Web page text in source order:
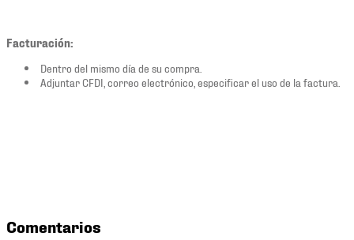
Facturación:
Dentro del mismo día de su compra.
Adjuntar CFDI, correo electrónico, especificar el uso de la factura.
Comentarios